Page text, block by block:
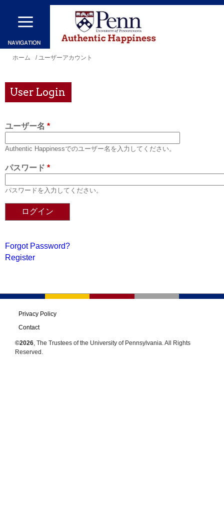
メ
ン
コ
ン
に
移
現
地
ホーム / ユーザーアカウント
User Login
ユーザー名 *
Authentic Happinessでのユーザー名を入力してください。
パスワード *
パスワードを入力してください。
Forgot Password?
Register
Privacy Policy
Contact
©2026, The Trustees of the University of Pennsylvania. All Rights
Reserved.